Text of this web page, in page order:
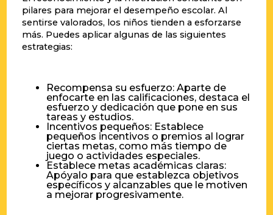
pilares para mejorar el desempeño escolar. Al
sentirse valorados, los niños tienden a esforzarse
más. Puedes aplicar algunas de las siguientes
estrategias:
Recompensa su esfuerzo: Aparte de
enfocarte en las calificaciones, destaca el
esfuerzo y dedicación que pone en sus
tareas y estudios.
Incentivos pequeños: Establece
pequeños incentivos o premios al lograr
ciertas metas, como más tiempo de
juego o actividades especiales.
Establece metas académicas claras:
Apóyalo para que establezca objetivos
específicos y alcanzables que le motiven
a mejorar progresivamente.